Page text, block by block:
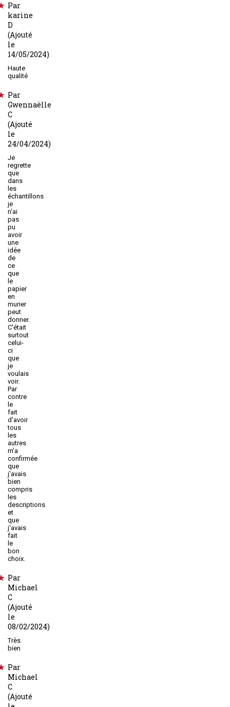
Par
karine
D
(Ajouté
le
14/05/2024)
Haute
qualité
Par
Gwennaëlle
C
(Ajouté
le
24/04/2024)
Je
regrette
que
dans
les
échantillons
je
n'ai
pas
pu
avoir
une
idée
de
ce
que
le
papier
en
murier
peut
donner.
C'était
surtout
celui-
ci
que
je
voulais
voir.
Par
contre
le
fait
d'avoir
tous
les
autres
m'a
confirmée
que
j'avais
bien
compris
les
descriptions
et
que
j'avais
fait
le
bon
choix.
Par
Michael
C
(Ajouté
le
08/02/2024)
Très
bien
Par
Michael
C
(Ajouté